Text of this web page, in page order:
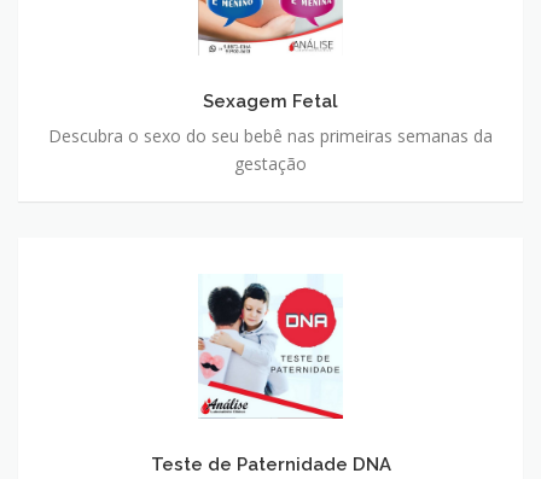
Sexagem Fetal
Descubra o sexo do seu bebê nas primeiras semanas da
gestação
Teste de Paternidade DNA
Teste de Paternidade DNA